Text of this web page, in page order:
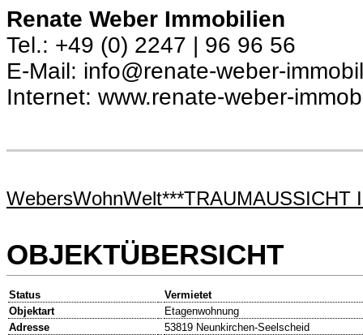
Renate Weber Immobilien
Tel.: +49 (0) 2247 | 96 96 56
E-Mail: info@renate-weber-
Internet: www.renate-weber-
WebersWohnWelt***TRAUMAUSSICHT
OBJEKTÜBERSICHT
Status
Vermietet
Objektart
Etagenwohnung
Adresse
53819 Neunkirchen-Seelscheid